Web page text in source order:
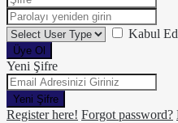
Kabul
Üye Ol
Yeni Şifre
Yeni Şifre
Register here! Forgot password?